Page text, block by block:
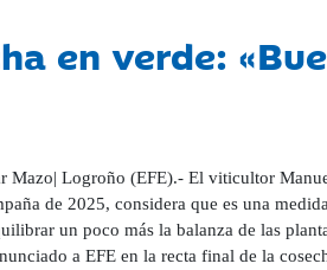
en verde:
Mazo| Logroño (EFE).- El viticultor
de 2025, considera que es una
un poco más la balanza de las
a EFE en la recta final de la